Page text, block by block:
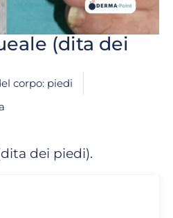
(dita dei
corpo: piedi
dei piedi).